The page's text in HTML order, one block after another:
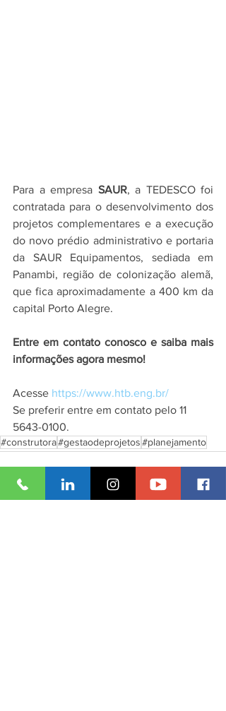
Para a empresa SAUR, a TEDESCO foi
contratada para o desenvolvimento dos
projetos complementares e a execução
do novo prédio administrativo e portaria
da SAUR Equipamentos, sediada em
Panambi, região de colonização alemã,
que fica aproximadamente a 400 km da
capital Porto Alegre.
Entre em contato conosco e saiba mais
informações agora mesmo!
Acesse https://www.htb.eng.br/
Se preferir entre em contato pelo 11
5643-0100.
#construtora#gestaodeprojetos#planejamento